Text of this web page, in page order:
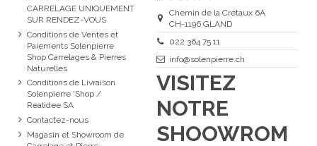
CARRELAGE UNIQUEMENT
SUR RENDEZ-VOUS
Conditions de Ventes et
Paiements Solenpierre
Shop Carrelages & Pierres
Naturelles
Conditions de Livraison
Solenpierre 'Shop /
Realidee SA
Contactez-nous
Magasin et Showroom de
Chemin de la Crétaux 6A
CH-1196 GLAND
022 364 75 11
info@solenpierre.ch
VISITEZ
NOTRE
SHOOWROM